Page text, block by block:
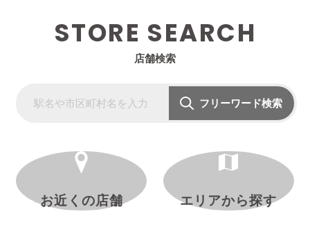
STORE SEARCH
店舗検索
フリーワード検索
お近くの店舗 エリアから探す